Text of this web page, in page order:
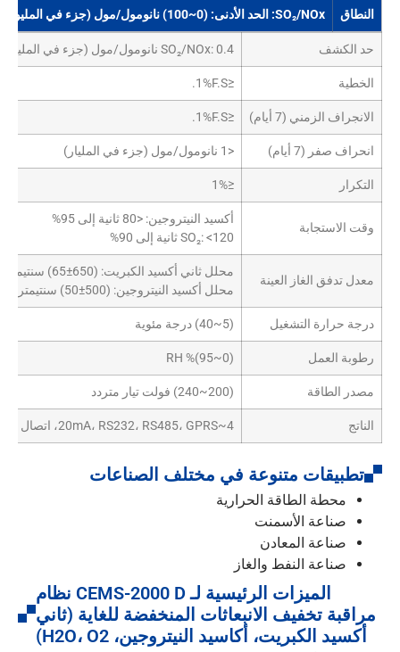
النطاق SO₂/NOx: الحد الأدنى: (0~100) نانومول/مول (جزء في المليون) الحد الأقصى: (0~20) ميكرومول/مول (جزء في المليون)
حد الكشف SO₂/NOx: 0.4 نانومول/مول (جزء في المليون)
الخطية ≤1%F.S.
الانجراف الزمني (7 أيام) ≤1%F.S.
انحراف صفر (7 أيام) <1 نانومول/مول (جزء في المليار)
التكرار ≤1%
وقت الاستجابة
أكسيد النيتروجين: <80 ثانية إلى 95%
SO₂: <120 ثانية إلى 90%
معدل تدفق الغاز العينة
محلل ثاني أكسيد الكبريت: (650±65) سنتيمتر مكعب في الثانية
محلل أكسيد النيتروجين: (500±50) سنتيمتر مكعب في الثانية
درجة حرارة التشغيل (5~40) درجة مئوية
رطوبة العمل (0~95)% RH
مصدر الطاقة (200~240) فولت تيار متردد
الناتج 4~20mA، RS232، RS485، GPRS، اتصال إيثرنت
تطبيقات متنوعة في مختلف الصناعات
محطة الطاقة الحرارية
صناعة الأسمنت
صناعة المعادن
صناعة النفط والغاز
الميزات الرئيسية لـ CEMS-2000 D نظام
مراقبة تخفيف الانبعاثات المنخفضة للغاية (ثاني
أكسيد الكبريت، أكاسيد النيتروجين، H2O، O2)